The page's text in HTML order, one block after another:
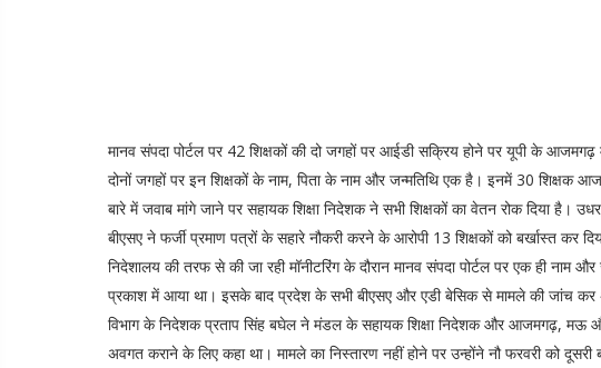
मानव संपदा पोर्टल पर 42 शिक्षकों की दो जगहों पर आईडी सक्रिय होने पर यूपी के
दोनों जगहों पर इन शिक्षकों के नाम, पिता के नाम और जन्मतिथि एक है। इनमें 30
बारे में जवाब मांगे जाने पर सहायक शिक्षा निदेशक ने सभी शिक्षकों का वेतन रोक दिया है।
बीएसए ने फर्जी प्रमाण पत्रों के सहारे नौकरी करने के आरोपी 13 शिक्षकों को बर्खास्त कर
निदेशालय की तरफ से की जा रही मॉनीटरिंग के दौरान मानव संपदा पोर्टल पर एक ही नाम
प्रकाश में आया था। इसके बाद प्रदेश के सभी बीएसए और एडी बेसिक से मामले की जांच कर
विभाग के निदेशक प्रताप सिंह बघेल ने मंडल के सहायक शिक्षा निदेशक और आजमगढ़, मऊ
अवगत कराने के लिए कहा था। मामले का निस्तारण नहीं होने पर उन्होंने नौ फरवरी को